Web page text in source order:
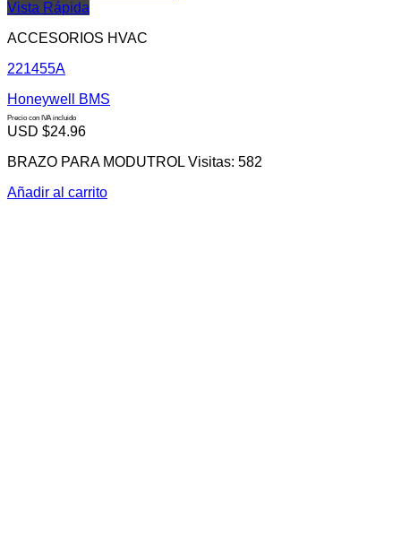
Vista Rápida
ACCESORIOS HVAC
221455A
Honeywell BMS
Precio con IVA incluido
USD $24.96
BRAZO PARA MODUTROL Visitas: 582
Añadir al carrito